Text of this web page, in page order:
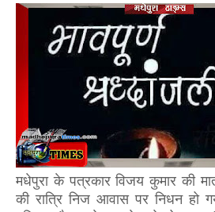
मधेपुरा के पत्रकार विजय कुमार की
की रात्रि निज आवास पर निधन हो